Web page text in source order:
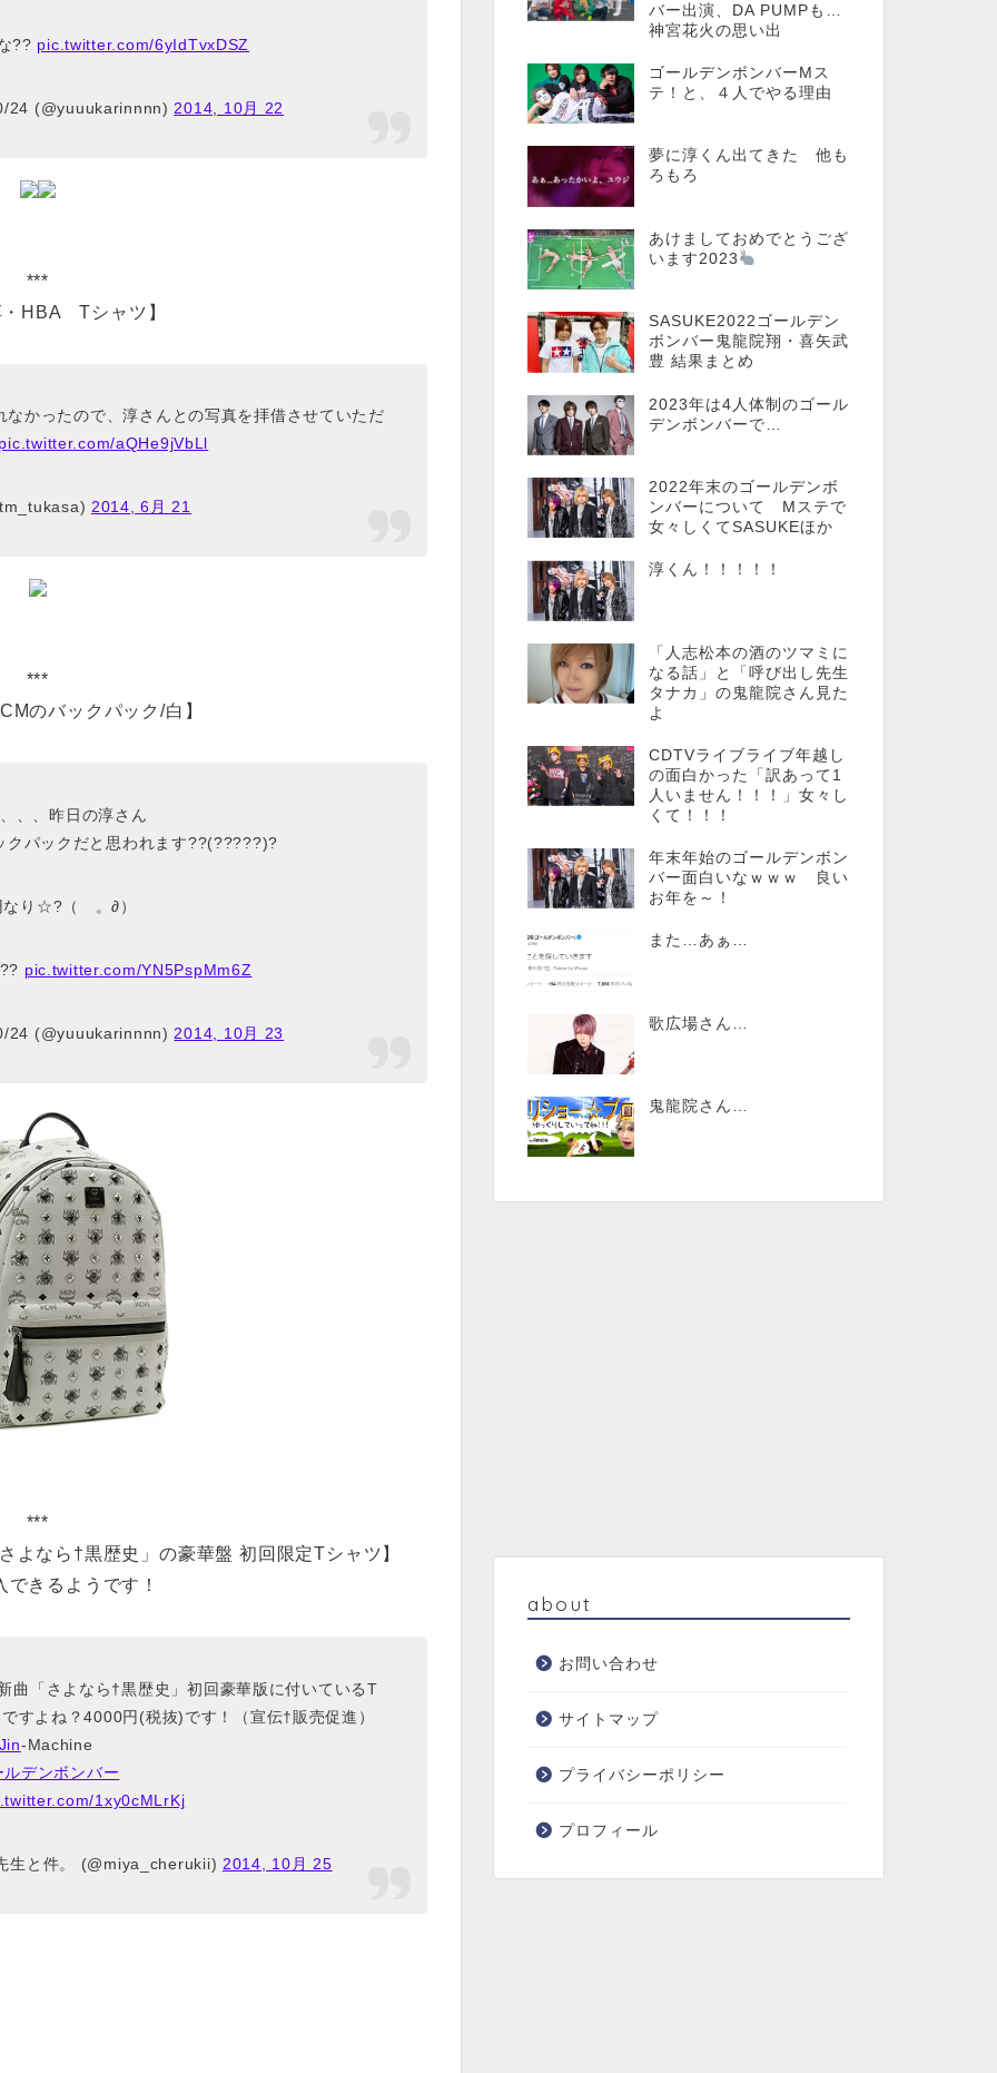
?? pic.twitter.com/6yIdTvxDSZ
(@yuuukarinnnn) 2014, 10月 22
***
HBA Tシャツ】
かったので、淳さんとの写真を拝借させていただ
aQHe9jVbLl
2014, 6月 21
***
のバックパック/白】
、、昨日の淳さん
クパックだと思われます??(?????)?
り☆?（ゝ。∂）
pic.twitter.com/YN5PspMm6Z
(@yuuukarinnnn) 2014, 10月 23
***
なら†黒歴史」の豪華盤 初回限定Tシャツ】
できるようです！
曲「さよなら†黒歴史」初回豪華版に付いているT
すよね？4000円(税抜)です！（宣伝†販売促進）
-Machine
ルデンボンバー
1xy0cMLrKj
と件。 (@miya_cherukii) 2014, 10月 25
バー出演、DA PUMPも…
神宮花火の思い出
ゴールデンボンバーMス
テ！と、４人でやる理由
夢に淳くん出てきた 他も
ろもろ
あけましておめでとうござ
います2023
SASUKE2022ゴールデン
ボンバー鬼龍院翔・喜矢武
豊 結果まとめ
2023年は4人体制のゴール
デンボンバーで…
2022年末のゴールデンボ
ンバーについて Mステで
女々しくてSASUKEほか
淳くん！！！！！
「人志松本の酒のツマミに
なる話」と「呼び出し先生
タナカ」の鬼龍院さん見た
よ
CDTVライブライブ年越し
の面白かった「訳あって1
人いません！！！」女々し
くて！！！
年末年始のゴールデンボン
バー面白いなｗｗｗ 良い
お年を～！
また…あぁ…
歌広場さん…
鬼龍院さん…
about
お問い合わせ
サイトマップ
プライバシーポリシー
プロフィール